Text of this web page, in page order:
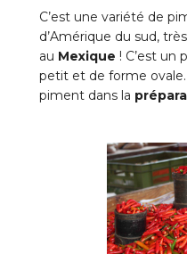
C’est une variété de
d’Amérique du sud,
au Mexique ! C’est
petit et de forme
piment dans la